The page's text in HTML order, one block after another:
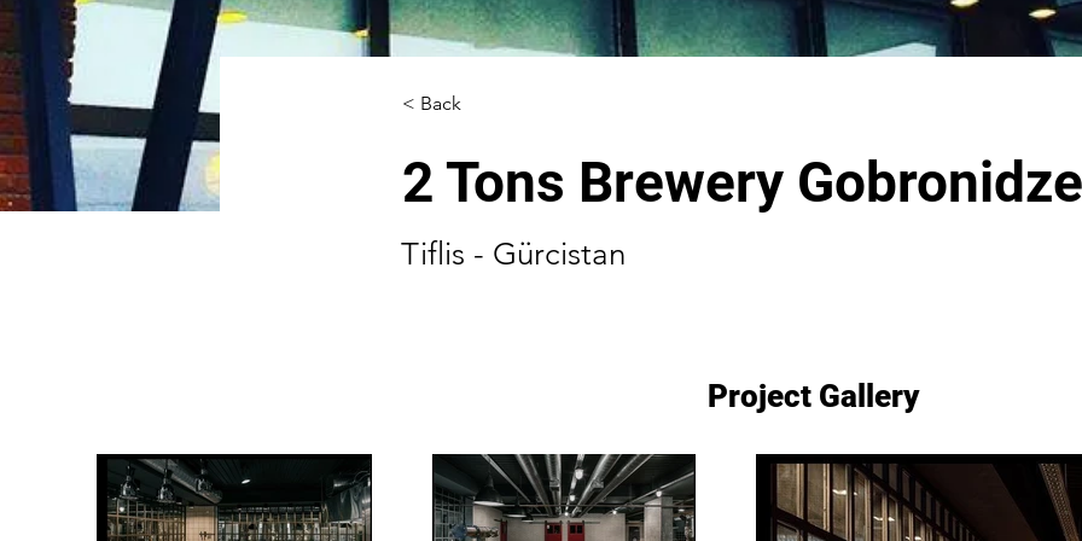
< Back
2 Tons Brewery Gobronidze
Tiflis - Gürcistan
Project Gallery